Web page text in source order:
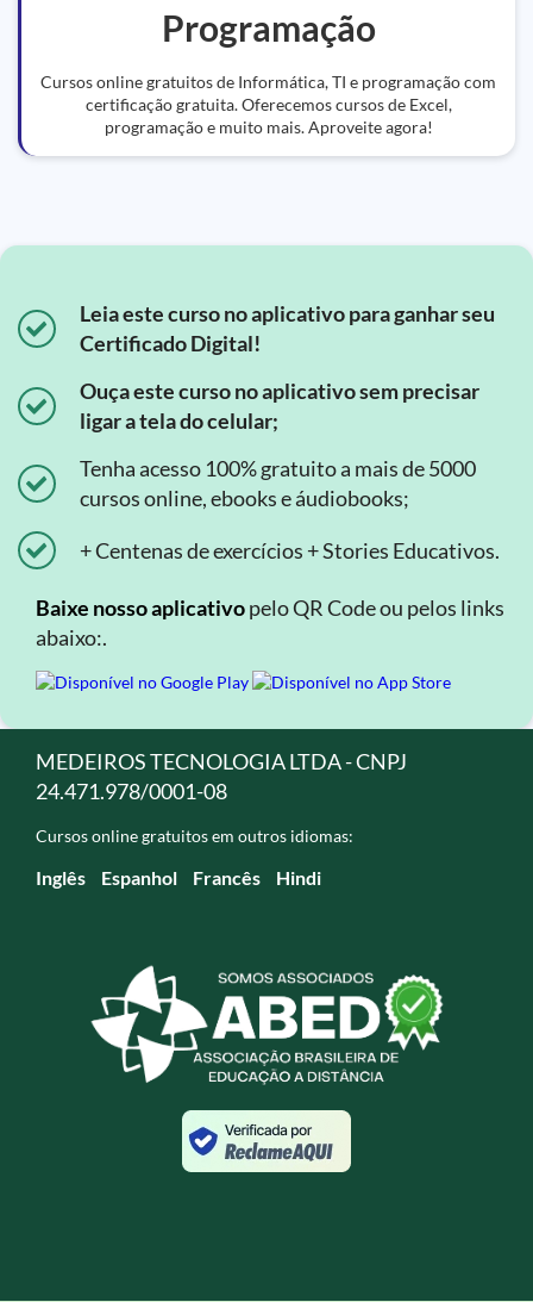
Programação
Cursos online gratuitos de Informática, TI e programação com
certificação gratuita. Oferecemos cursos de Excel,
programação e muito mais. Aproveite agora!
Leia este curso no aplicativo para ganhar seu
Certificado Digital!
Ouça este curso no aplicativo sem precisar
ligar a tela do celular;
Tenha acesso 100% gratuito a mais de 5000
cursos online, ebooks e áudiobooks;
+ Centenas de exercícios + Stories Educativos.
Baixe nosso aplicativopelo QR Code ou pelos links
abaixo:.
MEDEIROS TECNOLOGIA LTDA - CNPJ
24.471.978/0001-08
Cursos online gratuitos em outros idiomas:
Inglês Espanhol Francês Hindi